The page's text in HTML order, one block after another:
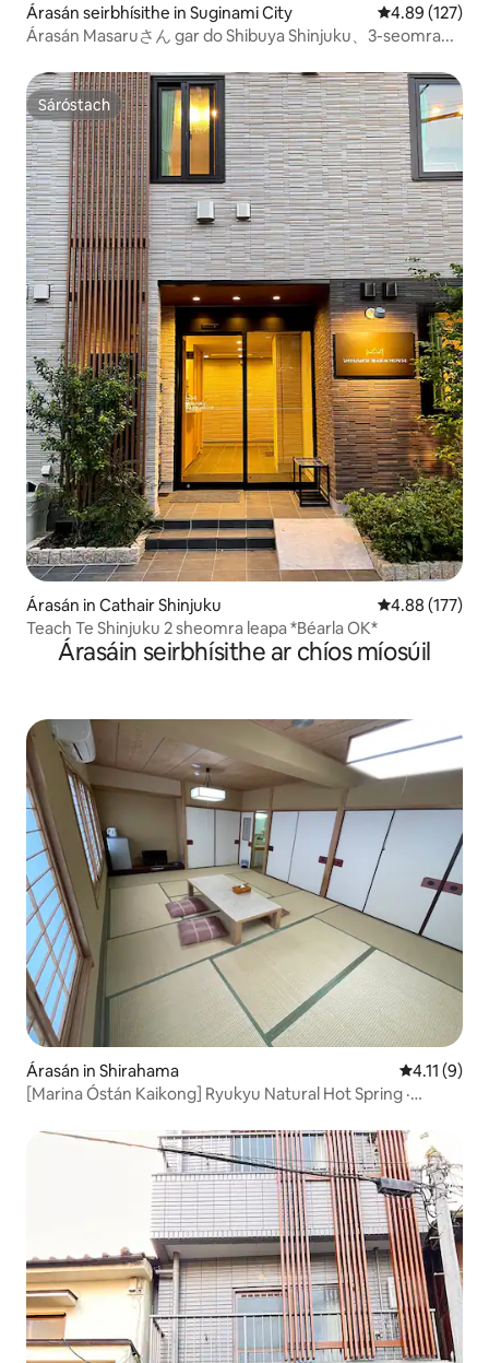
Árasán seirbhísithe in Suginami City Meánrátáil
4.89 (127)
Árasán Masaruさん gar do Shibuya Shinjuku、3-seomra...
Sáróstach
Sáróstach
Árasán in Cathair Shinjuku Meánrátáil
4.88 (177)
Teach Te Shinjuku 2 sheomra leapa *Béarla OK*
Árasáin seirbhísithe ar chíos míosúil
Árasán in Shirahama Meánrátáil
4.11 (9)
[Marina Óstán Kaikong] Ryukyu Natural Hot Spring ·
Shirahama